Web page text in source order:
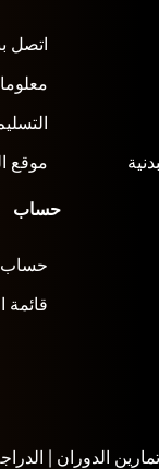
اتصل
موقع
حساب
حساب
قائمة
الدوران |